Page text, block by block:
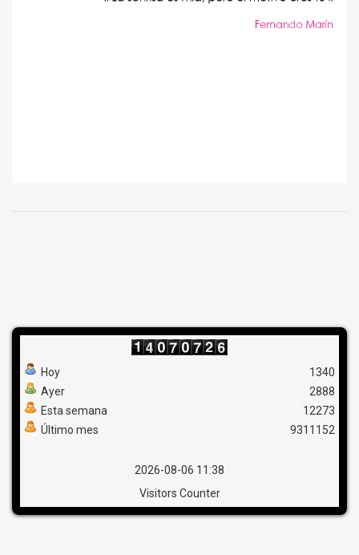
Hoy
Ayer
Esta semana
Último mes
1340
2888
12273
9311152
2026-08-06 11:38
Visitors Counter